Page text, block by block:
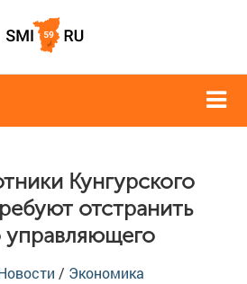
Кунгурского
отстранить
управляющего
/ Экономика